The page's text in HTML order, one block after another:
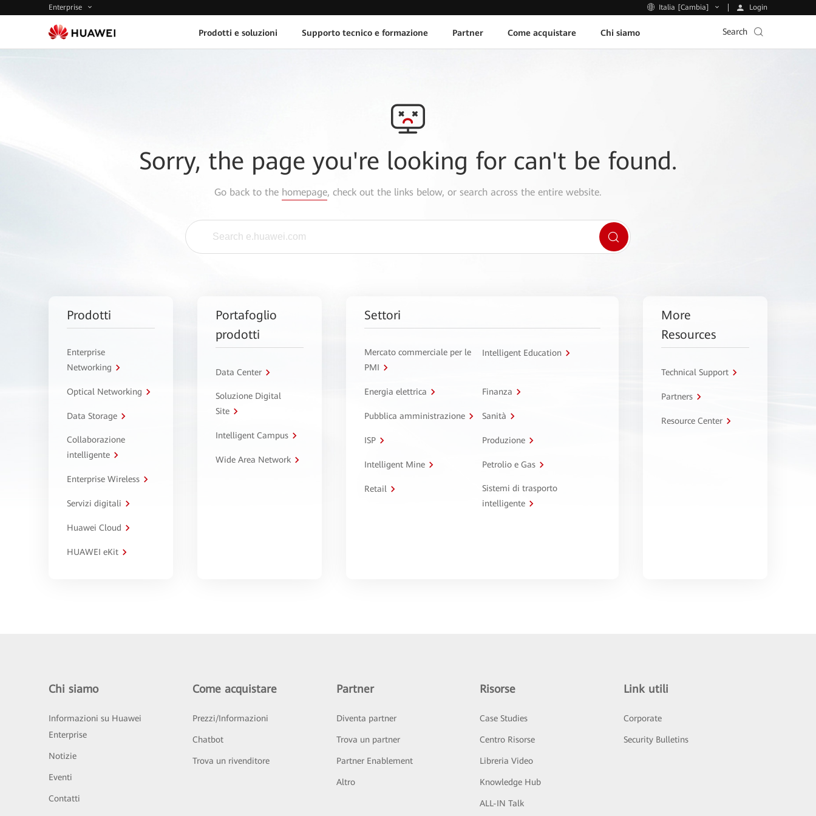
Enterprise Italia [Cambia] Login
Prodotti e soluzioni Supporto tecnico e formazione Partner Come acquistare Chi siamo Search
Sorry, the page you're looking for can't be found.
Go back to the homepage, check out the links below, or search across the entire website.
Prodotti
Enterprise
Networking
Optical Networking
Data Storage
Collaborazione
intelligente
Enterprise Wireless
Servizi digitali
Huawei Cloud
HUAWEI eKit
Portafoglio
prodotti
Data Center
Soluzione Digital
Site
Intelligent Campus
Wide Area Network
Settori
Mercato commerciale per le
PMI
Intelligent Education
Energia elettrica Finanza
Pubblica amministrazione Sanità
ISP Produzione
Intelligent Mine Petrolio e Gas
Retail
Sistemi di trasporto
intelligente
More
Resources
Technical Support
Partners
Resource Center
Chi siamo
Informazioni su Huawei
Enterprise
Notizie
Eventi
Contatti
Come acquistare
Prezzi/Informazioni
Chatbot
Trova un rivenditore
Partner
Diventa partner
Trova un partner
Partner Enablement
Altro
Risorse
Case Studies
Centro Risorse
Libreria Video
Knowledge Hub
ALL-IN Talk
Link utili
Corporate
Security Bulletins